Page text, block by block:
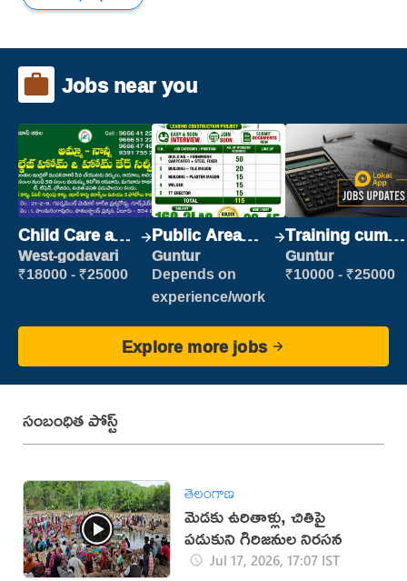
Jobs near you
Child Care and
Patient care
West-godavari
₹18000 - ₹25000
Public Area
Cleaner
Guntur
Depends on
experience/work
Training cum
Placement
Guntur
₹10000 - ₹25000
Explore more jobs
సంబంధిత పోస్ట్
తెలంగాణ
మెడకు ఉరితాళ్లు, చితిపై
పడుకుని గిరిజనుల నిరసన
Jul 17, 2026, 17:07 IST